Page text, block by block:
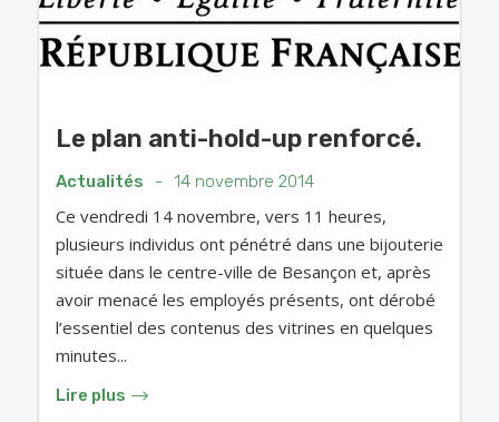
Le plan anti-hold-up renforcé.
Actualités - 14 novembre 2014
Ce vendredi 14 novembre, vers 11 heures,
plusieurs individus ont pénétré dans une bijouterie
située dans le centre-ville de Besançon et, après
avoir menacé les employés présents, ont dérobé
l’essentiel des contenus des vitrines en quelques
minutes...
Lire plus